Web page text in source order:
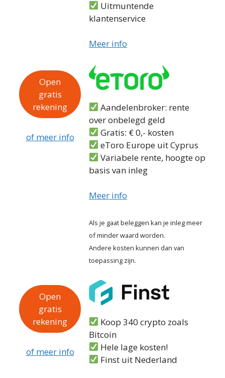
Uitmuntende
klantenservice
Meer info
Open
gratis
rekening
of meer info
Aandelenbroker: rente
over onbelegd geld
Gratis: € 0,- kosten
eToro Europe uit Cyprus
Variabele rente, hoogte op
basis van inleg
Meer info
Als je gaat beleggen kan je inleg meer
of minder waard worden.
Andere kosten kunnen dan van
toepassing zijn.
Open
gratis
rekening
of meer info
Koop 340 crypto zoals
Bitcoin
Hele lage kosten!
Finst uit Nederland